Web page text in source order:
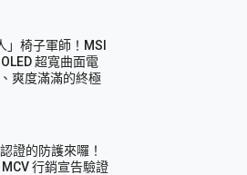
」椅子軍師！MSI
超寬曲面電
爽度滿滿的終極
證的防護來囉！
行銷宣告驗證